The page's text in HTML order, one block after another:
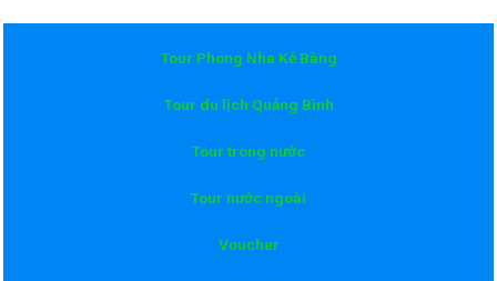
Tour Phong Nha Kẻ Bàng
Tour du lịch Quảng Bình
Tour trong nước
Tour nước ngoài
Voucher